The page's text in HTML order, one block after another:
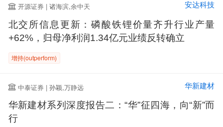
开源证券 | 诸海滨,余中天 安达科技
北交所信息更新：磷酸铁锂价量齐升行业产量
+62%，归母净利润1.34亿元业绩反转确立
增持(outperform)
中泰证券 | 孙颖,万静远 华新建材
华新建材系列深度报告二：“华”征四海，向“新”而
行